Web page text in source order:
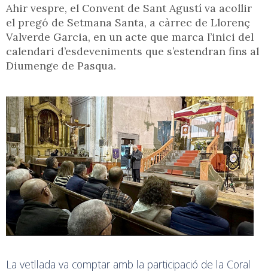
Ahir vespre, el Convent de Sant Agustí va acollir
el pregó de Setmana Santa, a càrrec de Llorenç
Valverde Garcia, en un acte que marca l’inici del
calendari d’esdeveniments que s’estendran fins al
Diumenge de Pasqua.
La vetllada va comptar amb la participació de la Coral